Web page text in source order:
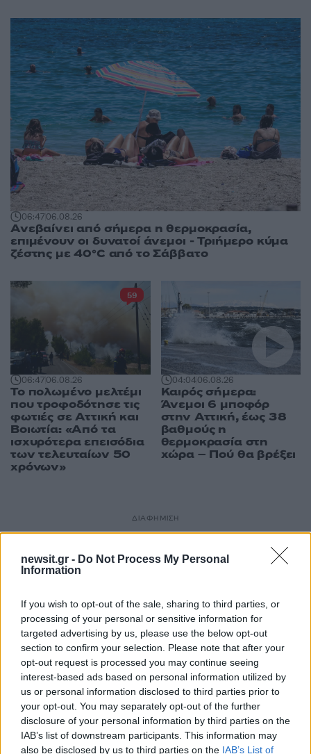
newsit.gr - Do Not Process My Personal
Information
If you wish to opt-out of the sale, sharing to third parties, or
processing of your personal or sensitive information for
targeted advertising by us, please use the below opt-out
section to confirm your selection. Please note that after your
opt-out request is processed you may continue seeing
interest-based ads based on personal information utilized by
us or personal information disclosed to third parties prior to
your opt-out. You may separately opt-out of the further
disclosure of your personal information by third parties on the
IAB’s list of downstream participants. This information may
also be disclosed by us to third parties on the IAB’s List of
06:4706.08.26
Ανεβαίνει από σήμερα η θερμοκρασία,
επιμένουν οι δυνατοί άνεμοι - Τριήμερο κύμα
ζέστης με 40°C από το Σάββατο
06:4706.08.26
Το πολωμένο μελτέμι
που τροφοδότησε τις
φωτιές σε Αττική και
Βοιωτία: «Από τα
ισχυρότερα επεισόδια
των τελευταίων 50
χρόνων»
59
04:0406.08.26
Καιρός σήμερα:
Άνεμοι 6 μποφόρ
στην Αττική, έως 38
βαθμούς η
θερμοκρασία στη
χώρα – Πού θα βρέξει
ΔΙΑΦΗΜΙΣΗ